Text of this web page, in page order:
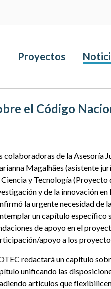
Proyectos
el Código
colaboradoras de la Asesoría
Magalhães (asistente
Ciencia y Tecnología (Proyecto
y de la innovación
la urgente necesidad de
un capítulo específico
de apoyo en el
apoyo a los
redactará un capítulo
unificando las
artículos que